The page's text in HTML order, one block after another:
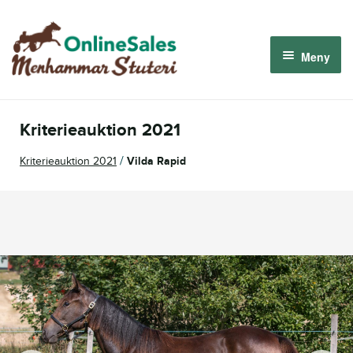
Hoppa
till
navigering
Hoppa
till
innehåll
Meny
Logga in
Kriterieauktion 2021
Kriterieauktion 2021 / Vilda Rapid